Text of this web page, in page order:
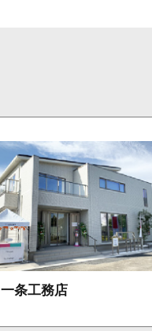
一条工務店